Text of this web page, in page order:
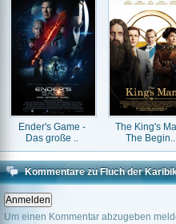
Ender's Game -
Das große ..
The King's
The Begin..
Kommentare zu Fluch der
Um einen Kommentar abzugeben